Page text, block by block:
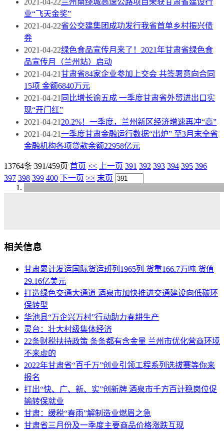
2021-04-22兰州南绕城高速公路项目荣获甘肃省建设行
业“飞天金奖”
2021-04-22省公交建集团成功发行我省首单乡村振兴债
券
2021-04-22绿色食品宣传月来了！2021年甘肃省绿色食
品宣传月（兰州站）启动
2021-04-21甘肃省84家企业参加上交会 共签署意向合同
15项 金额6840万元
2021-04-21 同比增长逾五成 一季度甘肃省外贸进出口实
现“开门红”
2021-04-2120.2%！一季度，兰州新区经济增速再冲“高”
2021-04-21一季度甘肃金融运行数据“出炉” 至3月末全省
金融机构各项贷款余额22958亿元
13764条 391/459页 首页 << 上一页 391 392 393 394 395 396
397 398 399 400 下一页 >> 末页
相关信息
甘肃累计发运国际货运班列1965列 货重166.7万吨 货值
29.16亿美元
打造绿色交通大通道 酒泉市加快推进交通建设向低碳环
保转型
华池县“万企兴万村”行动助力春耕生产
灵台：壮大村级集体经济
22条财税扶持政策 条条都有含金量 兰州市优化营商环境
不来虚的
2022年甘肃省“百千万”创业引领工程系列选拔赛等你来
报名
打出“快、广、新、实”创新牌 酒泉市千方百计稳岗位促
输转保就业
甘肃：缓税“春雨”解制造业燃眉之急
甘肃省三月份及一季度主要商品价格涨跌互现